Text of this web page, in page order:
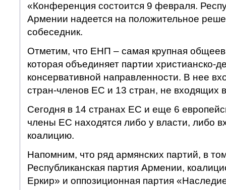
«Конференция состоится 9 февраля.
Армении надеется на положительное
собеседник.
Отметим, что ЕНП – самая крупная
которая объединяет партии христианско-
консервативной направленности. В нее
стран-членов ЕС и 13 стран, не входящих
Сегодня в 14 странах ЕС и еще 6
члены ЕС находятся либо у власти, либо
коалицию.
Напомним, что ряд армянских партий, в
Республиканская партия Армении,
Еркир» и оппозиционная партия